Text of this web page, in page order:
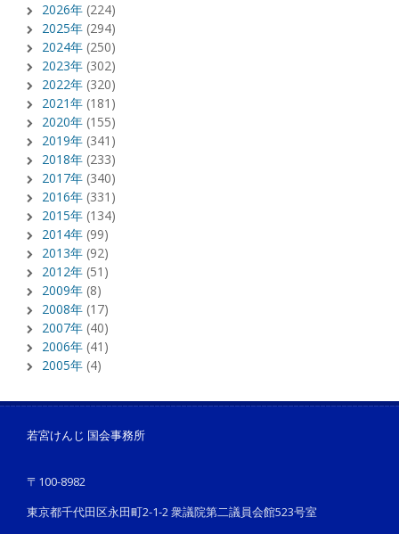
2026年 (224)
2025年 (294)
2024年 (250)
2023年 (302)
2022年 (320)
2021年 (181)
2020年 (155)
2019年 (341)
2018年 (233)
2017年 (340)
2016年 (331)
2015年 (134)
2014年 (99)
2013年 (92)
2012年 (51)
2009年 (8)
2008年 (17)
2007年 (40)
2006年 (41)
2005年 (4)
若宮けんじ 国会事務所
〒100-8982
東京都千代田区永田町2-1-2 衆議院第二議員会館523号室